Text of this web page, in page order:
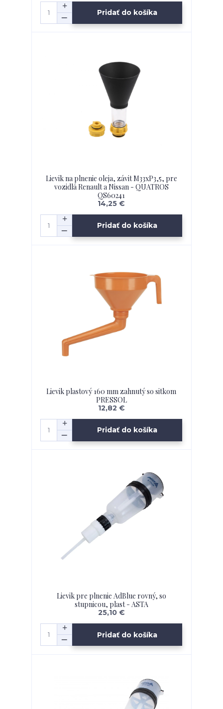
Pridať do košíka
Lievik na plnenie oleja, závit M33xP3,5, pre
vozidlá Renault a Nissan - QUATROS
QS60241
14,25 €
Pridať do košíka
Lievik plastový 160 mm zahnutý so sitkom
PRESSOL
12,82 €
Pridať do košíka
Lievik pre plnenie AdBlue rovný, so
stupnicou, plast - ASTA
25,10 €
Pridať do košíka